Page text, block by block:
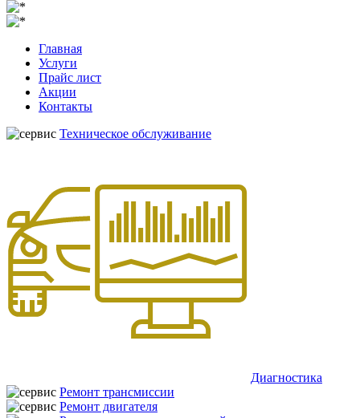
Главная
Услуги
Прайс лист
Акции
Контакты
Техническое обслуживание
Диагностика
Ремонт трансмиссии
Ремонт двигателя